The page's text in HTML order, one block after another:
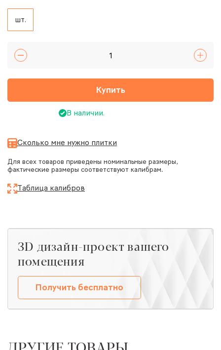
шт.
Купить
В наличии.
Сколько мне нужно плитки
Для всех товаров приведены номинальные размеры,
фактические размеры соответствуют калибрам.
Таблица калибров
ЗD дизайн-проект вашего
помещения
Получить бесплатно